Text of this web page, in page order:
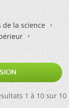
de la science
1 à 10 sur 10